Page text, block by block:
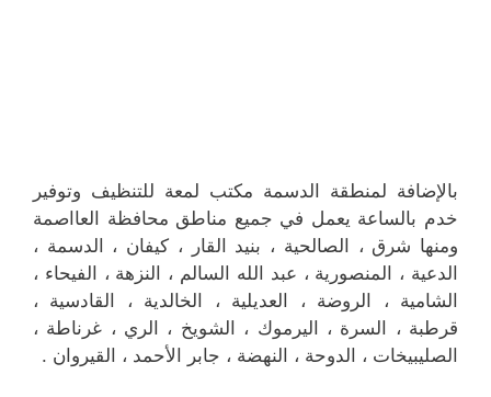
بالإضافة لمنطقة الدسمة مكتب لمعة للتنظيف وتوفير
خدم بالساعة يعمل في جميع مناطق محافظة العااصمة
ومنها شرق ، الصالحية ، بنيد القار ، كيفان ، الدسمة ،
الدعية ، المنصورية ، عبد الله السالم ، النزهة ، الفيحاء ،
الشامية ، الروضة ، العديلية ، الخالدية ، القادسية ،
قرطبة ، السرة ، اليرموك ، الشويخ ، الري ، غرناطة ،
الصليبيخات ، الدوحة ، النهضة ، جابر الأحمد ، القيروان .